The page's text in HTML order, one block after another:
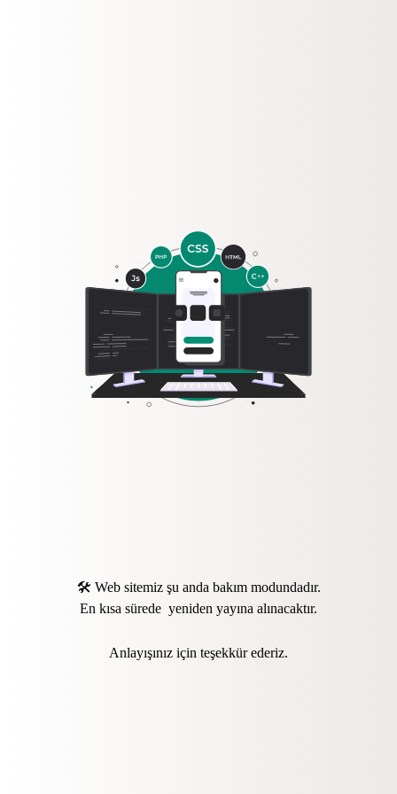
🛠️ Web sitemiz şu anda bakım modundadır.
En kısa sürede yeniden yayına alınacaktır.
Anlayışınız için teşekkür ederiz.